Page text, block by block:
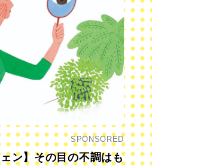
SPONSORED
ン】その目の不調はも